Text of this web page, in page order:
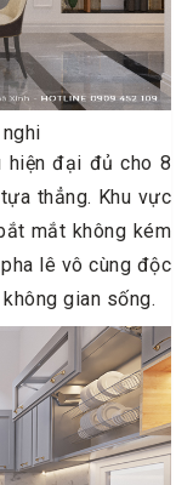
hiện đại đủ cho 8
thẳng. Khu vực
mắt không kém
lê vô cùng độc
gian sống.